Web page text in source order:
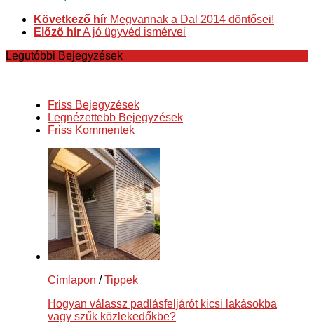
Következő hír Megvannak a Dal 2014 döntősei!
Előző hírA jó ügyvéd ismérvei
Legutóbbi Bejegyzések
Friss Bejegyzések
Legnézettebb Bejegyzések
Friss Kommentek
Címlapon /Tippek
Hogyan válassz padlásfeljárót kicsi lakásokba
vagy szűk közlekedőkbe?